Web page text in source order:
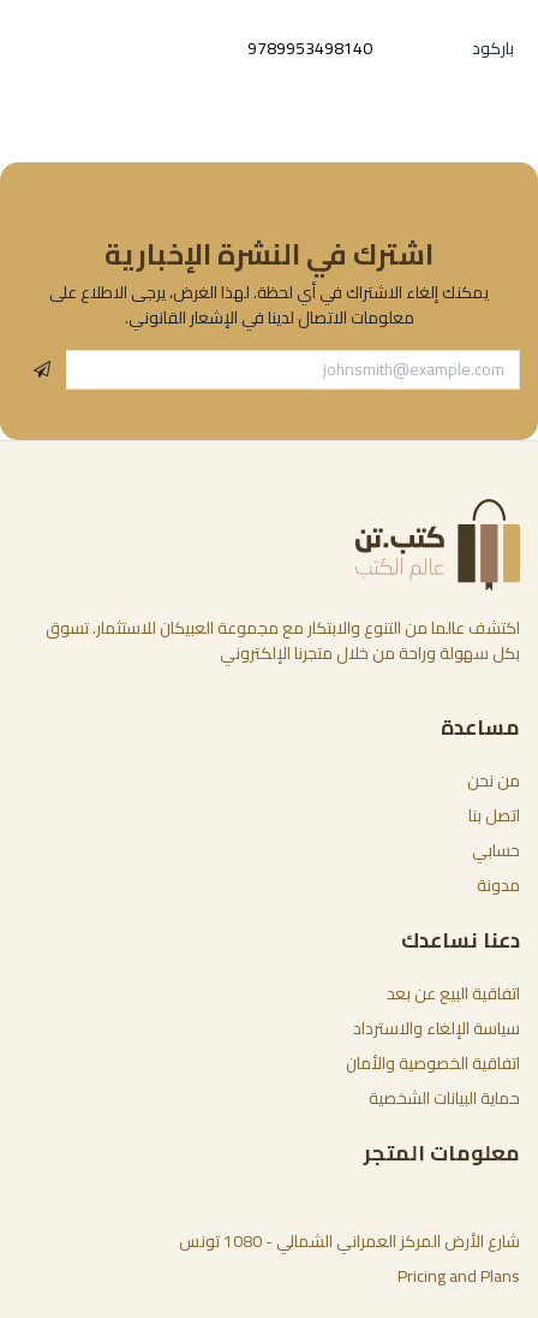
باركود 9789953498140
اشترك في النشرة الإخبارية
يمكنك إلغاء الاشتراك في أي لحظة. لهذا الغرض، يرجى الاطلاع على
معلومات الاتصال لدينا في الإشعار القانوني.
اكتشف عالما من التنوع والابتكار مع مجموعة العبيكان للاستثمار. تسوق
بكل سهولة وراحة من خلال متجرنا الإلكتروني
مساعدة
من نحن
اتصل بنا
حسابي
مدونة
دعنا نساعدك
اتفاقية البيع عن بعد
سياسة الإلغاء والاسترداد
اتفاقية الخصوصية والأمان
حماية البيانات الشخصية
معلومات المتجر
شارع الأرض المركز العمراني الشمالي - 1080 تونس
Pricing and Plans